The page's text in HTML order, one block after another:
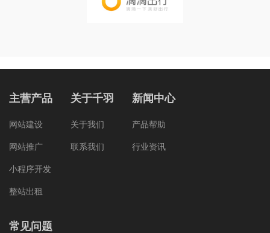
主营产品
网站建设
网站推广
小程序开发
整站出租
关于千羽
关于我们
联系我们
新闻中心
产品帮助
行业资讯
常见问题